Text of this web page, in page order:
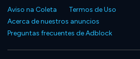
Aviso na Coleta
Termos de Uso
Acerca de nuestros anuncios
Preguntas frecuentes de Adblock